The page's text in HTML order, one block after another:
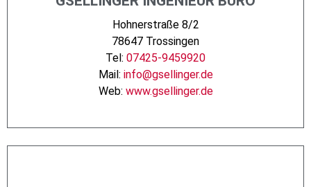
Hohnerstraße 8/2
78647 Trossingen
Tel: 07425-9459920
Mail: info@gsellinger.de
Web: www.gsellinger.de